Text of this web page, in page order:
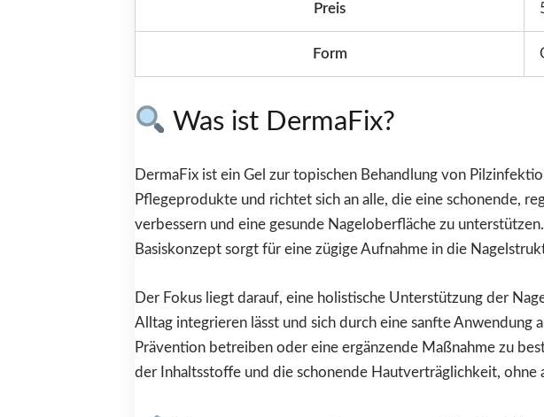
Preis
Form
Was ist DermaFix?
DermaFix ist ein Gel zur topischen Behandlung von
Pflegeprodukte und richtet sich an alle, die eine schonende,
verbessern und eine gesunde Nageloberfläche zu
Basiskonzept sorgt für eine zügige Aufnahme in die
Der Fokus liegt darauf, eine holistische Unterstützung der
Alltag integrieren lässt und sich durch eine sanfte
Prävention betreiben oder eine ergänzende Maßnahme zu
der Inhaltsstoffe und die schonende Hautverträglichkeit, ohne